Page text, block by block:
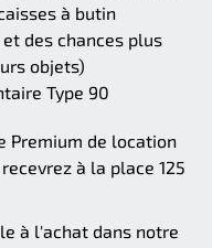
à butin
des chances plus
objets)
Type 90
Premium de location
à la place 125
à l'achat dans notre